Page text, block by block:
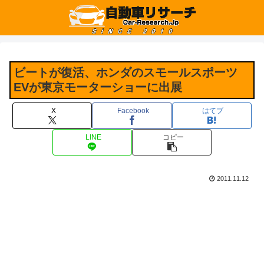
ビートが復活、ホンダのスモールスポーツ
EVが東京モーターショーに出展
X Facebook はてブ
LINE コピー
2011.11.12